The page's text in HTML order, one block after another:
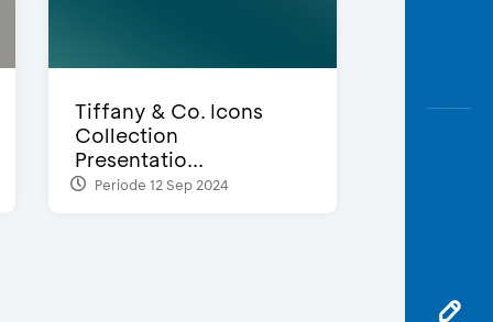
Tiffany & Co. Icons
Collection
Presentatio...
Periode 12 Sep 2024